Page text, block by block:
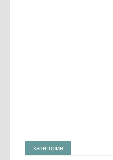
категории